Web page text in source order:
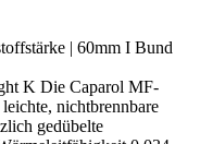
| 60mm I Bund
K Die Caparol MF-
nichtbrennbare
gedübelte